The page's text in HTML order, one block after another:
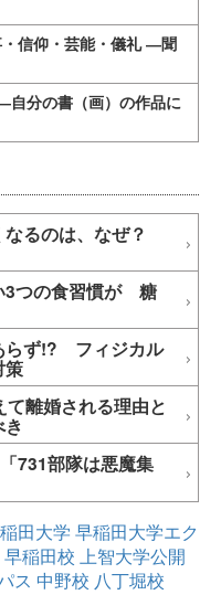
信仰・芸能・儀礼 ―聞
分の書（画）の作品に
るのは、なぜ？
3つの食習慣が 糖
らず!? フィジカル
策
離婚される理由と
731部隊は悪魔集
田大学 早稲田大学エク
早稲田校 上智大学公開
ス 中野校 八丁堀校